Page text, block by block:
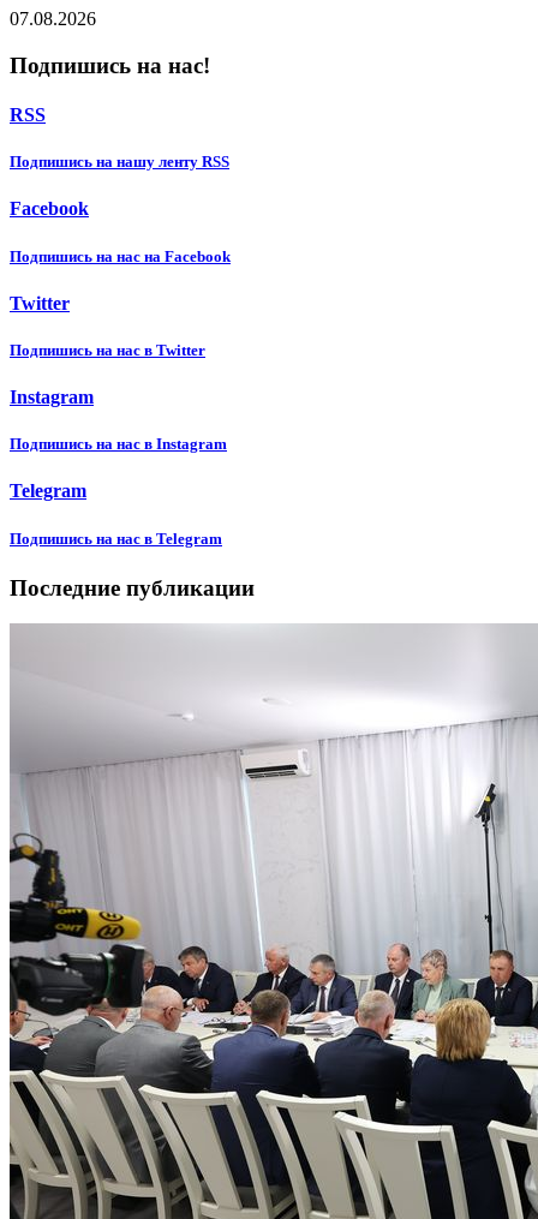
07.08.2026
Подпишись на нас!
RSS
Подпишиcь на нашу ленту RSS
Facebook
Подпишиcь на нас на Facebook
Twitter
Подпишиcь на нас в Twitter
Instagram
Подпишиcь на нас в Instagram
Telegram
Подпишиcь на нас в Telegram
Последние публикации